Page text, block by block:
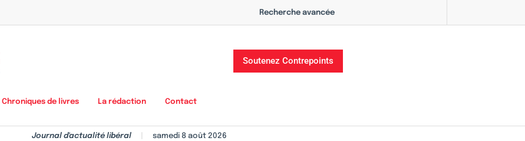
Recherche avancée
Soutenez Contrepoints
Chroniques de livres La rédaction Contact
Journal d'actualité libéral samedi 8 août 2026